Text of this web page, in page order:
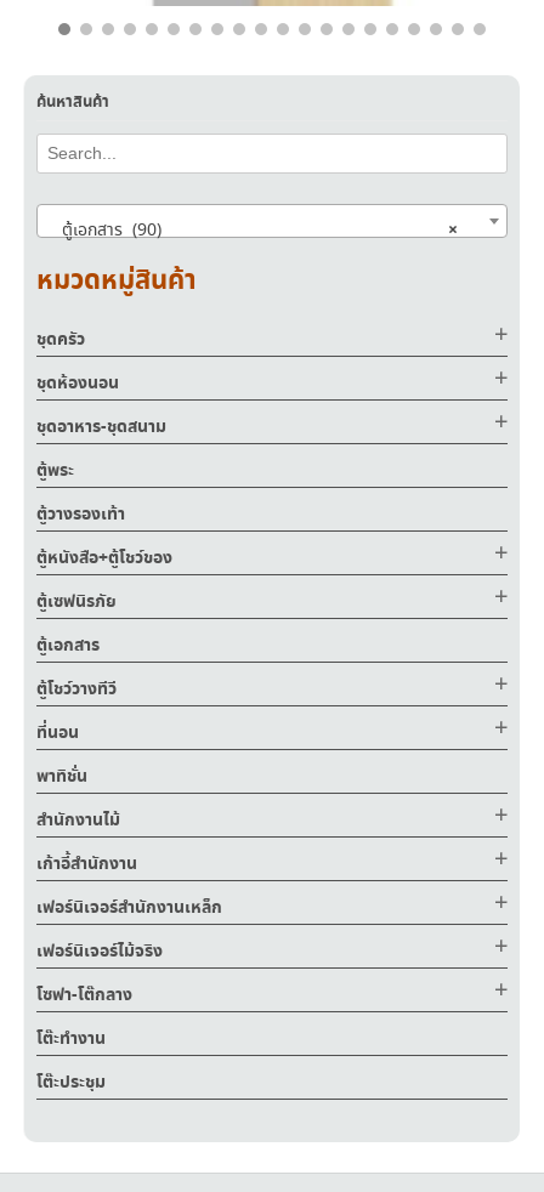
ค้นหาสินค้า
×
ตู้เอกสาร (90)
หมวดหมู่สินค้า
ชุดครัว
ชุดห้องนอน
ชุดอาหาร-ชุดสนาม
ตู้พระ
ตู้วางรองเท้า
ตู้หนังสือ+ตู้โชว์ของ
ตู้เซฟนิรภัย
ตู้เอกสาร
ตู้โชว์วางทีวี
ที่นอน
พาทิชั่น
สำนักงานไม้
เก้าอี้สำนักงาน
เฟอร์นิเจอร์สำนักงานเหล็ก
เฟอร์นิเจอร์ไม้จริง
โซฟา-โต๊กลาง
โต๊ะทำงาน
โต๊ะประชุม